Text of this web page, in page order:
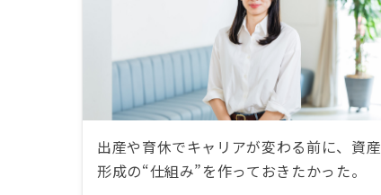
出産や育休でキャリアが変わる前に、資産
形成の“仕組み”を作っておきたかった。